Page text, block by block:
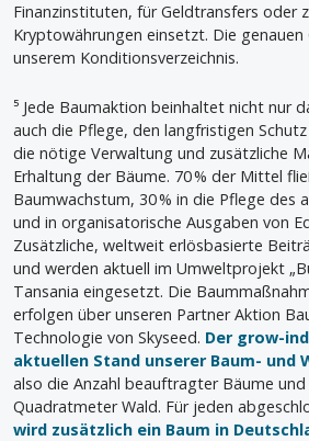
Finanzinstituten, für Geldtransfers oder
Kryptowährungen einsetzt. Die
unserem Konditionsverzeichnis.
⁵ Jede Baumaktion beinhaltet nicht nur
auch die Pflege, den langfristigen
die nötige Verwaltung und zusätzliche
Erhaltung der Bäume. 70 % der Mittel
Baumwachstum, 30 % in die Pflege des
und in organisatorische Ausgaben von
Zusätzliche, weltweit erlösbasierte
und werden aktuell im Umweltprojekt
Tansania eingesetzt. Die
erfolgen über unseren Partner Aktion
Technologie von Skyseed. Der grow-
aktuellen Stand unserer Baum- und
also die Anzahl beauftragter Bäume
Quadratmeter Wald. Für jeden
wird zusätzlich ein Baum in